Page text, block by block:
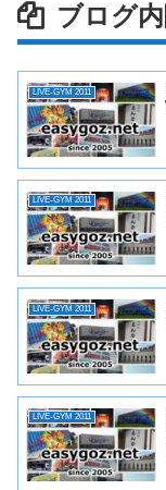
ブログ
LIVE-GYM 2011
LIVE-GYM 2011
LIVE-GYM 2011
LIVE-GYM 2011